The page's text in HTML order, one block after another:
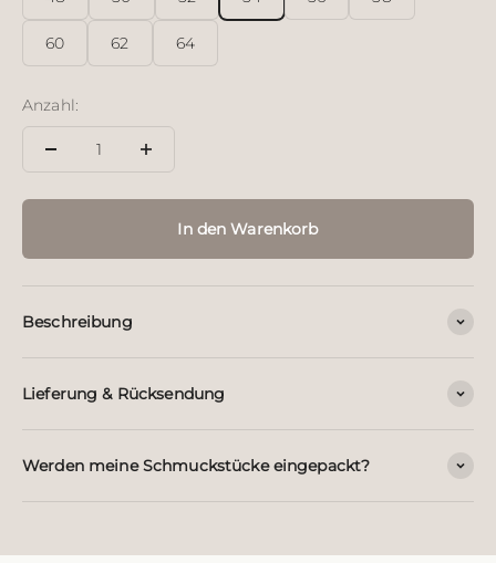
60 62 64
Anzahl:
In den Warenkorb
Beschreibung
Lieferung & Rücksendung
Werden meine Schmuckstücke eingepackt?